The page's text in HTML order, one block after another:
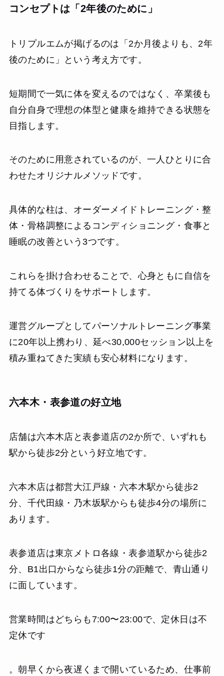
コンセプトは「2年後のために」
トリプルエムが掲げるのは「2か月後よりも、2年
後のために」という考え方です。
短期間で一気に体を変えるのではなく、卒業後も
自分自身で理想の体型と健康を維持できる状態を
目指します。
そのために用意されているのが、一人ひとりに合
わせたオリジナルメソッドです。
具体的な柱は、オーダーメイドトレーニング・整
体・骨格調整によるコンディショニング・食事と
睡眠の改善という3つです。
これらを掛け合わせることで、心身ともに自信を
持てる体づくりをサポートします。
運営グループとしてパーソナルトレーニング事業
に20年以上携わり、延べ30,000セッション以上を
積み重ねてきた実績も安心材料になります。
六本木・表参道の好立地
店舗は六本木店と表参道店の2か所で、いずれも
駅から徒歩2分という好立地です。
六本木店は都営大江戸線・六本木駅から徒歩2
分、千代田線・乃木坂駅からも徒歩4分の場所に
あります。
表参道店は東京メトロ各線・表参道駅から徒歩2
分、B1出口からなら徒歩1分の距離で、青山通り
に面しています。
営業時間はどちらも7:00〜23:00で、定休日は不
定休です
。朝早くから夜遅くまで開いているため、仕事前